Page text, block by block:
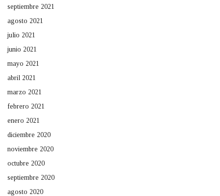
septiembre 2021
agosto 2021
julio 2021
junio 2021
mayo 2021
abril 2021
marzo 2021
febrero 2021
enero 2021
diciembre 2020
noviembre 2020
octubre 2020
septiembre 2020
agosto 2020